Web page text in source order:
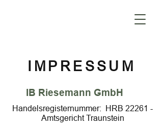
IMPRESSUM
IB Riesemann GmbH
Handelsregisternummer: HRB 22261 -
Amtsgericht Traunstein